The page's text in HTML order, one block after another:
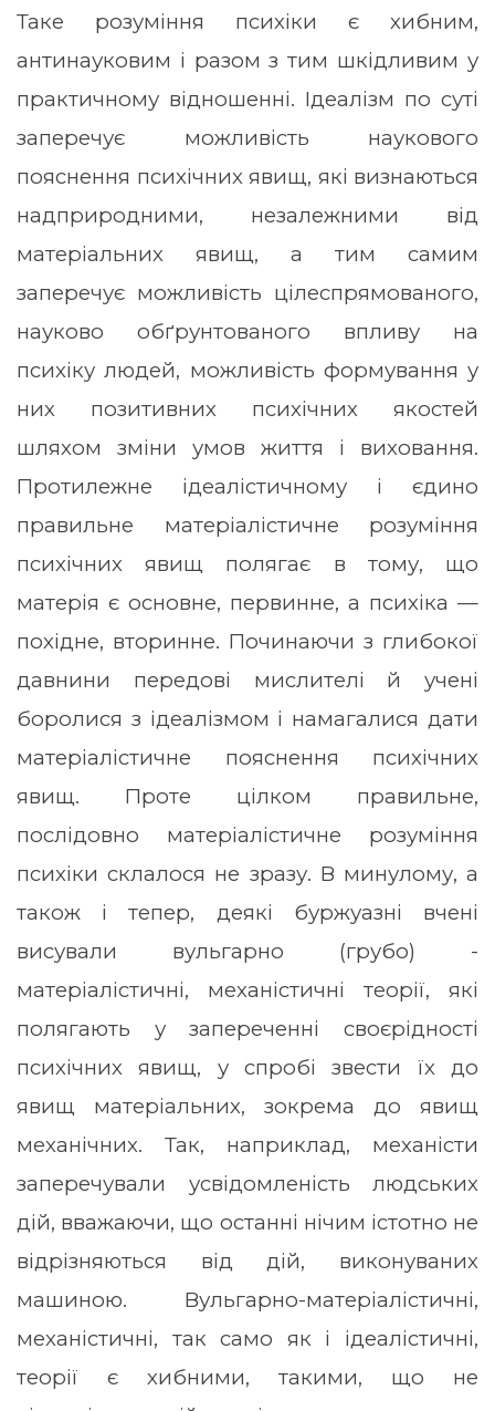
Таке розуміння психіки є хибним,
антинауковим і разом з тим шкідливим у
практичному відношенні. Ідеалізм по суті
заперечує можливість наукового
пояснення психічних явищ, які визнаються
надприродними, незалежними від
матеріальних явищ, а тим самим
заперечує можливість цілеспрямованого,
науково обґрунтованого впливу на
психіку людей, можливість формування у
них позитивних психічних якостей
шляхом зміни умов життя і виховання.
Протилежне ідеалістичному і єдино
правильне матеріалістичне розуміння
психічних явищ полягає в тому, що
матерія є основне, первинне, а психіка —
похідне, вторинне. Починаючи з глибокої
давнини передові мислителі й учені
боролися з ідеалізмом і намагалися дати
матеріалістичне пояснення психічних
явищ. Проте цілком правильне,
послідовно матеріалістичне розуміння
психіки склалося не зразу. В минулому, а
також і тепер, деякі буржуазні вчені
висували вульгарно (грубо) -
матеріалістичні, механістичні теорії, які
полягають у запереченні своєрідності
психічних явищ, у спробі звести їх до
явищ матеріальних, зокрема до явищ
механічних. Так, наприклад, механісти
заперечували усвідомленість людських
дій, вважаючи, що останні нічим істотно не
відрізняються від дій, виконуваних
машиною. Вульгарно-матеріалістичні,
механістичні, так само як і ідеалістичні,
теорії є хибними, такими, що не